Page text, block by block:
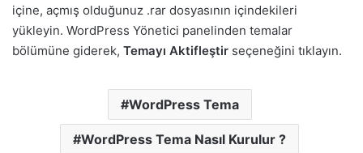
içine, açmış olduğunuz .rar dosyasının içindekileri
yükleyin. WordPress Yönetici panelinden temalar
bölümüne giderek, Temayı Aktifleştir seçeneğini tıklayın.
WordPress Tema
WordPress Tema Nasıl Kurulur ?